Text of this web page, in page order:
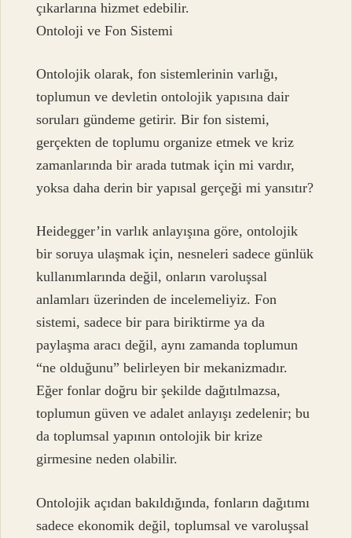
çıkarlarına hizmet edebilir.
Ontoloji ve Fon Sistemi
Ontolojik olarak, fon sistemlerinin varlığı,
toplumun ve devletin ontolojik yapısına dair
soruları gündeme getirir. Bir fon sistemi,
gerçekten de toplumu organize etmek ve kriz
zamanlarında bir arada tutmak için mi vardır,
yoksa daha derin bir yapısal gerçeği mi yansıtır?
Heidegger’in varlık anlayışına göre, ontolojik
bir soruya ulaşmak için, nesneleri sadece günlük
kullanımlarında değil, onların varoluşsal
anlamları üzerinden de incelemeliyiz. Fon
sistemi, sadece bir para biriktirme ya da
paylaşma aracı değil, aynı zamanda toplumun
“ne olduğunu” belirleyen bir mekanizmadır.
Eğer fonlar doğru bir şekilde dağıtılmazsa,
toplumun güven ve adalet anlayışı zedelenir; bu
da toplumsal yapının ontolojik bir krize
girmesine neden olabilir.
Ontolojik açıdan bakıldığında, fonların dağıtımı
sadece ekonomik değil, toplumsal ve varoluşsal